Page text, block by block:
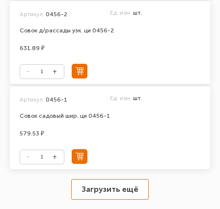
Совок д/рассады узк. ци 0456-2
Артикул: 0456-2 Ед. изм. шт.
631.89 ₽
Совок садовый шир. ци 0456-1
Артикул: 0456-1 Ед. изм. шт.
579.53 ₽
Загрузить ещё